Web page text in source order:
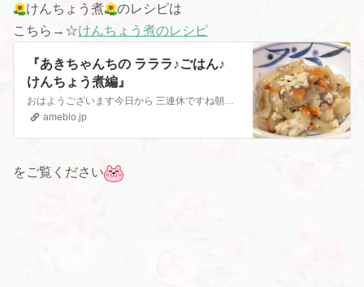
けんちょう煮
のレシピは
こちら→☆けんちょう煮のレシピ
『あきちゃんちの ラララ♪ごはん♪
けんちょう煮編』
おはようございます今日から 三連休ですね朝から まったりしています今日は 昨日のお弁当に 入れていたけんちょう煮の レシピ …
ameblo.jp
をご覧ください